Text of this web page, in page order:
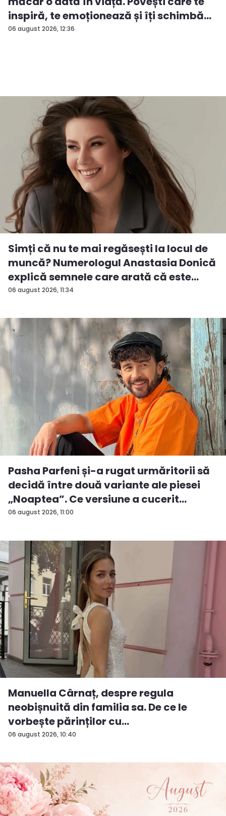
06 august 2026, 12:36
inspiră, te emoționează și îți schimbă
perspectiva
06 august 2026, 11:34
Simți că nu te mai regăsești la locul de
muncă? Numerologul Anastasia Donică
explică semnele care arată că este
timpul pentru o schimbare
06 august 2026, 11:00
Pasha Parfeni și-a rugat urmăritorii să
decidă între două variante ale piesei
„Noaptea”. Ce versiune a cucerit
publicul - VIDEO
06 august 2026, 10:40
Manuella Cârnaț, despre regula
neobișnuită din familia sa. De ce le
vorbește părinților cu
„dumneavoastră” și cum i-a influențat